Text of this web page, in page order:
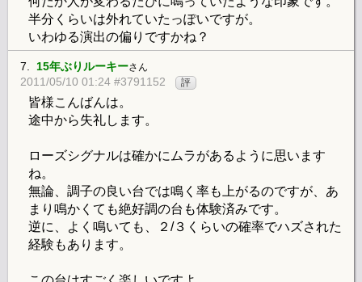
半分くらいは外れていたっぽいですが。
いわゆる演出の偏りですかね？
7. 15年ぶりルーキーさん
2011/05/10 01:24 #3791152 評
皆様こんばんは。
途中から失礼します。
ローズシグナルは確かにムラがあるように思います
ね。
無論、調子の良い台では鳴く率も上がるのですが、あ
まり鳴かくても絶好調の台も体験済みです。
逆に、よく鳴いても、２/３くらいの確率でハズされた
経験もあります。